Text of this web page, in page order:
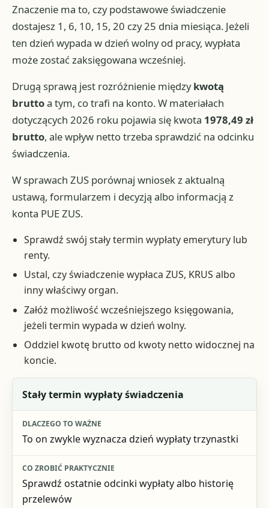
Znaczenie ma to, czy podstawowe świadczenie
dostajesz 1, 6, 10, 15, 20 czy 25 dnia miesiąca. Jeżeli
ten dzień wypada w dzień wolny od pracy, wypłata
może zostać zaksięgowana wcześniej.
Drugą sprawą jest rozróżnienie międzykwotą
bruttoa tym, co trafi na konto. W materiałach
dotyczących 2026 roku pojawia się kwota 1978,49 zł
brutto, ale wpływ netto trzeba sprawdzić na odcinku
świadczenia.
W sprawach ZUS porównaj wniosek z aktualną
ustawą, formularzem i decyzją albo informacją z
konta PUE ZUS.
Sprawdź swój stały termin wypłaty emerytury lub
renty.
Ustal, czy świadczenie wypłaca ZUS, KRUS albo
inny właściwy organ.
Załóż możliwość wcześniejszego księgowania,
jeżeli termin wypada w dzień wolny.
Oddziel kwotę brutto od kwoty netto widocznej na
koncie.
Co sprawdzić
Dlaczego to ważne
Co zrobić praktycznie
Stały termin wypłaty świadczenia
To on zwykle wyznacza dzień wypłaty trzynastki
Sprawdź ostatnie odcinki wypłaty albo historię
przelewów